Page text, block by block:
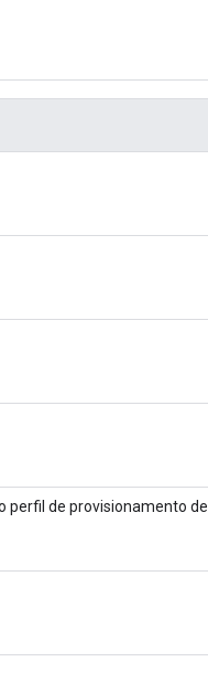
perfil de provisionamento de